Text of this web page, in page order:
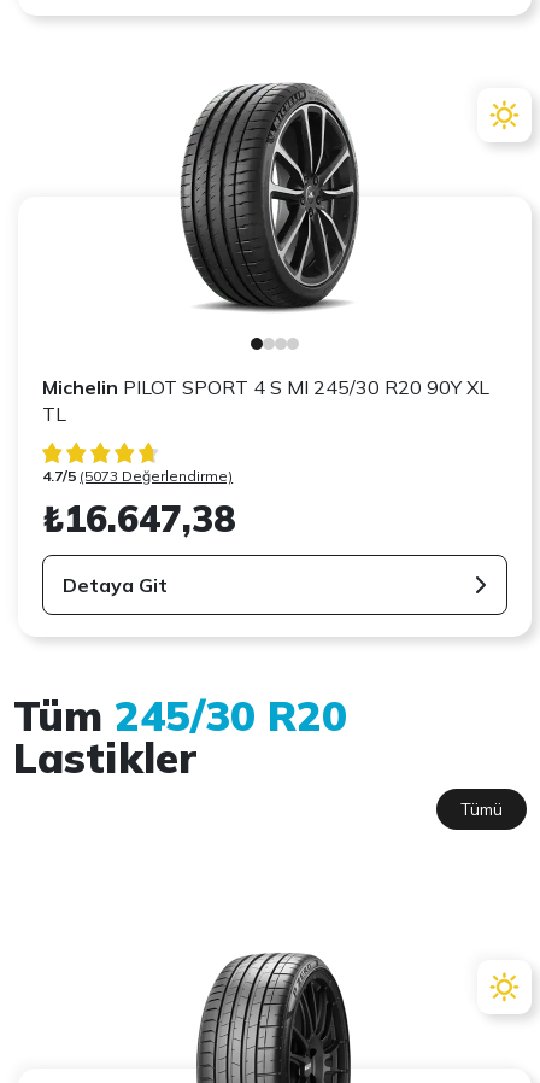
Michelin PILOT SPORT 4 S MI 245/30 R20 90Y XL
TL
4.7/5 (5073 Değerlendirme)
₺16.647,38
Detaya Git
Tüm 245/30 R20
Lastikler
Tümü